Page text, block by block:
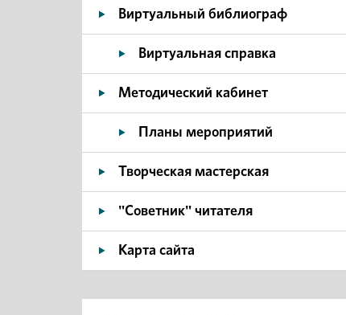
Виртуальный библиограф
Виртуальная справка
Методический кабинет
Планы мероприятий
Творческая мастерская
"Советник" читателя
Карта сайта